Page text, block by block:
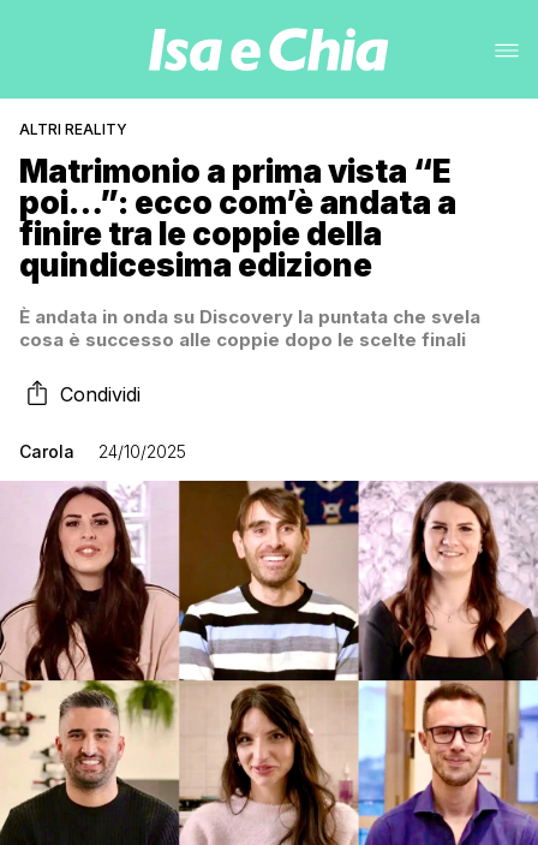
ALTRI REALITY
Matrimonio a prima vista “E
poi…”: ecco com’è andata a
finire tra le coppie della
quindicesima edizione
È andata in onda su Discovery la puntata che svela
cosa è successo alle coppie dopo le scelte finali
Condividi
Carola 24/10/2025